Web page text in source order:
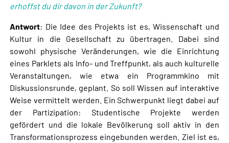
erhoffst du dir davon in der Zukunft?
Antwort: Die Idee des Projekts ist es, Wissenschaft und
Kultur in die Gesellschaft zu übertragen. Dabei sind
sowohl physische Veränderungen, wie die Einrichtung
eines Parklets als Info- und Treffpunkt, als auch kulturelle
Veranstaltungen, wie etwa ein Programmkino mit
Diskussionsrunde, geplant. So soll Wissen auf interaktive
Weise vermittelt werden. Ein Schwerpunkt liegt dabei auf
der Partizipation: Studentische Projekte werden
gefördert und die lokale Bevölkerung soll aktiv in den
Transformationsprozess eingebunden werden. Ziel ist es,